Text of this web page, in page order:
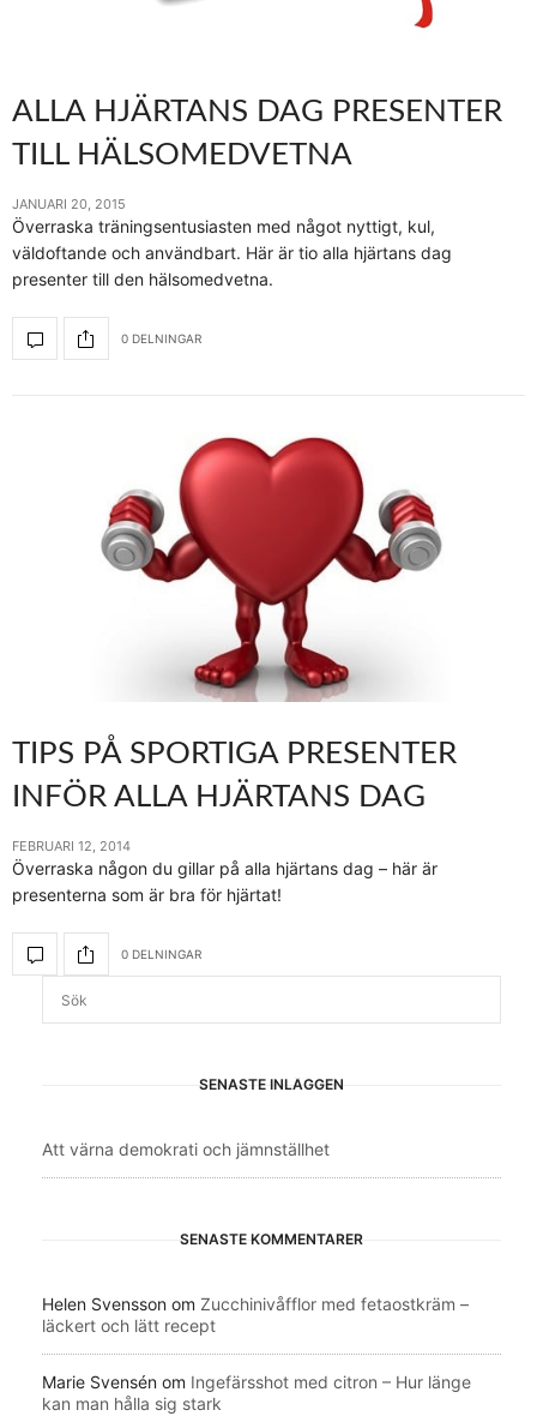
ALLA HJÄRTANS DAG PRESENTER
TILL HÄLSOMEDVETNA
JANUARI 20, 2015
Överraska träningsentusiasten med något nyttigt, kul,
väldoftande och användbart. Här är tio alla hjärtans dag
presenter till den hälsomedvetna.
0 DELNINGAR
TIPS PÅ SPORTIGA PRESENTER
INFÖR ALLA HJÄRTANS DAG
FEBRUARI 12, 2014
Överraska någon du gillar på alla hjärtans dag – här är
presenterna som är bra för hjärtat!
0 DELNINGAR
SENASTE INLÄGGEN
Att värna demokrati och jämnställhet
SENASTE KOMMENTARER
Helen Svensson om Zucchinivåfflor med fetaostkräm –
läckert och lätt recept
Marie Svensén om Ingefärsshot med citron – Hur länge
kan man hålla sig stark